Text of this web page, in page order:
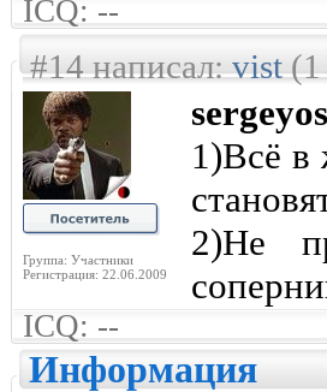
ICQ: --
#14 написал:vist(1
Группа: Участники
Регистрация: 22.06.2009
1)Всё в
2)Не
ICQ: --
Информация